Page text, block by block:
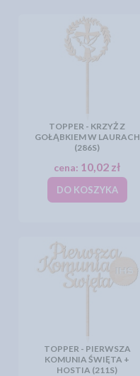
TOPPER - KRZYŻ Z
GOŁĄBKIEM W LAURACH
(286S)
cena: 10,02 zł
DO KOSZYKA
TOPPER - PIERWSZA
KOMUNIA ŚWIĘTA +
HOSTIA (211S)